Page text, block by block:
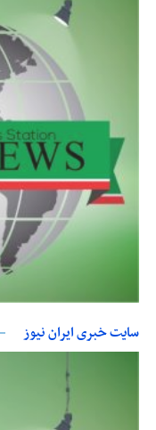
سایت خبری ایران نیوز